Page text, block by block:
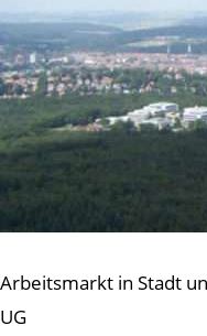
Arbeitsmarkt in Stadt
UG